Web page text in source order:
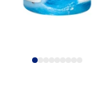
I18n Error:
I18n Error: